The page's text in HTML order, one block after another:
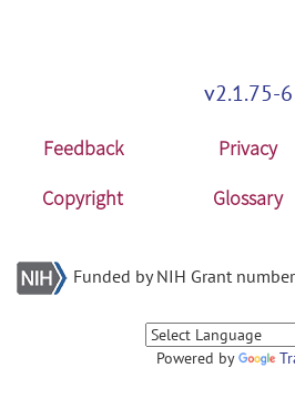
v2.1.75-6
Feedback Privacy
Copyright
Glossary
Funded by NIH Grant
Powered by